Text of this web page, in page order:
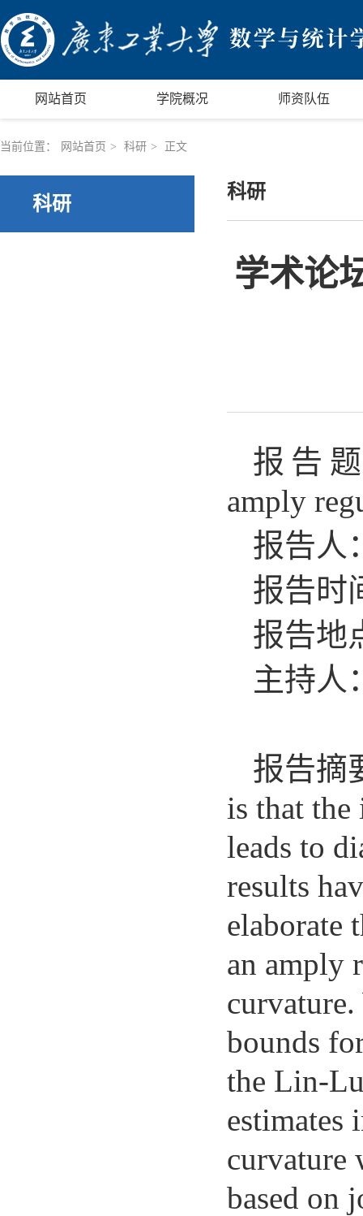
网站首页 学院概况 师资队伍
当前位置： 网站首页 > 科研 > 正文
科研
科研
学术论
报告
amply
报告人
报告时
报告地
主持人
报告摘
is that
leads to
results
elaborate
an amply
bounds
the Lin-
estimates
based on